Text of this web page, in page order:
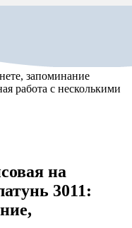
запоминание
работа с несколькими
на
3011: